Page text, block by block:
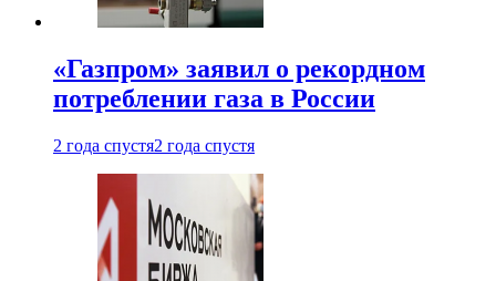
«Газпром» заявил о рекордном
потреблении газа в России
2 года спустя2 года спустя